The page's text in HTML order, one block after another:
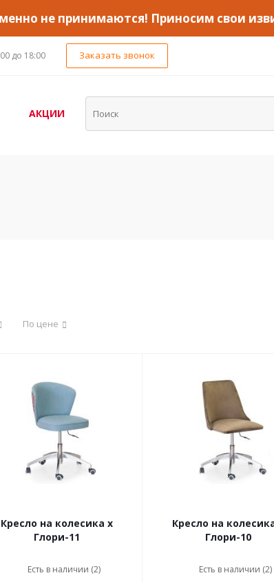
не принимаются! Приносим свои
до 18:00 Заказать звонок
АКЦИИ
По цене
Кресло на колесика х
Глори-11
Есть в наличии (2)
Кресло на
Глори-10
Есть в наличии (2)